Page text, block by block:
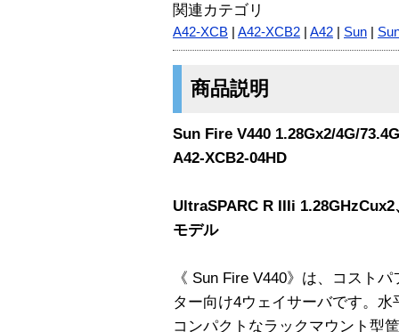
関連カテゴリ
A42-XCB A42-XCB2 A42 Sun
商品説明
Sun Fire V440 1.28Gx2/4G/
A42-XCB2-04HD
UltraSPARC R IIIi
モデル
《 Sun Fire V440》は、コスト
ター向け4ウェイサーバです。
コンパクトなラックマウント型